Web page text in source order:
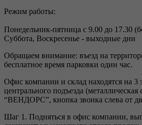
Режим работы:
Понедельник-пятница с 9.00 до 17.30
Суббота, Воскресенье - выходные дни
Обращаем внимание: въезд на
бесплатное время парковки один час.
Офис компании и склад находятся на 3
центрального подъезда (металлическая
“ВЕНДОРС”, кнопка звонка слева от
Шаг 1. Подняться в офис компании,